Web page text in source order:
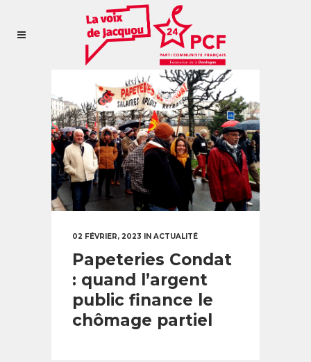
02 FÉVRIER, 2023 IN ACTUALITÉ
Papeteries Condat
: quand l’argent
public finance le
chômage partiel